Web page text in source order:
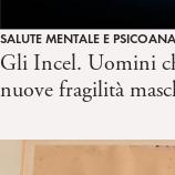
SALUTE MENTALE E
Gli Incel. Uomini
nuove fragilità